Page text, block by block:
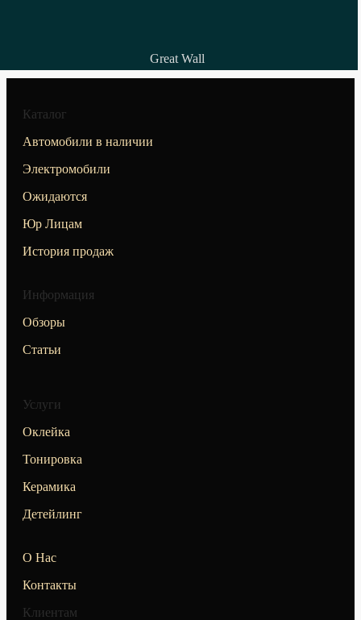
Great Wall
Каталог
Автомобили в наличии
Электромобили
Ожидаются
Юр Лицам
История продаж
Информация
Обзоры
Статьи
Услуги
Оклейка
Тонировка
Керамика
Детейлинг
О Нас
Контакты
Клиентам